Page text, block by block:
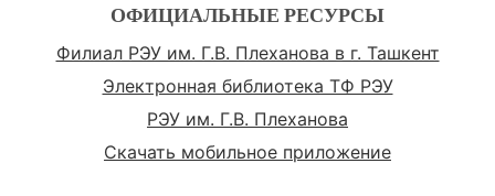
ОФИЦИАЛЬНЫЕ РЕСУРСЫ
Филиал РЭУ им. Г.В. Плеханова в г. Ташкент
Электронная библиотека ТФ РЭУ
РЭУ им. Г.В. Плеханова
Скачать мобильное приложение